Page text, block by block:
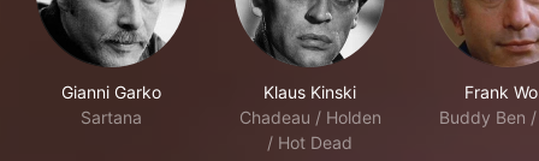
Gianni Garko
Sartana
Klaus Kinski
Chadeau / Holden
/ Hot Dead
Frank
Buddy Ben